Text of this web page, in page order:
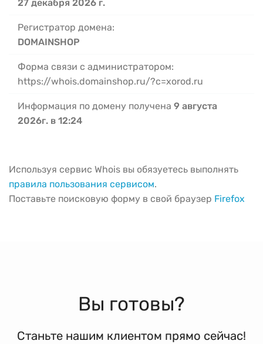
27 декабря 2026 г.
Регистратор домена:
DOMAINSHOP
Форма связи с администратором:
https://whois.domainshop.ru/?c=xorod.ru
Информация по домену получена 9 августа
2026г. в 12:24
Используя сервис Whois вы обязуетесь выполнять
правила пользования сервисом.
Поставьте поисковую форму в свой браузер Firefox
Вы готовы?
Станьте нашим клиентом прямо сейчас!